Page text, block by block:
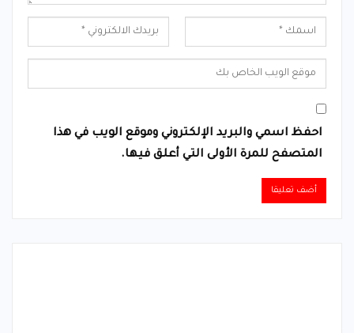
احفظ اسمي والبريد الإلكتروني وموقع الويب في هذا
المتصفح للمرة الأولى التي أعلق فيها.